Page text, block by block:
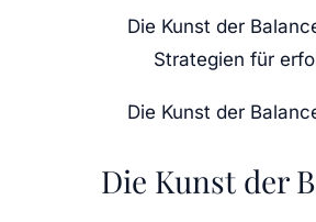
Die Kunst der
Strategien für
Die Kunst der
Die Kunst der